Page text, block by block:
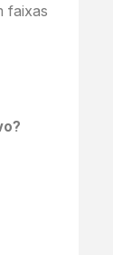
faixas